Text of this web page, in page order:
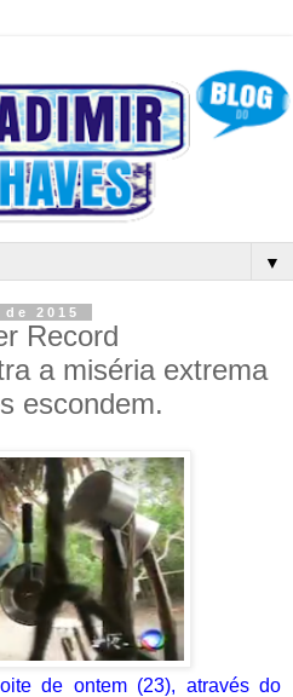
▼
2015
Record
a miséria extrema
escondem.
de ontem (23), através do